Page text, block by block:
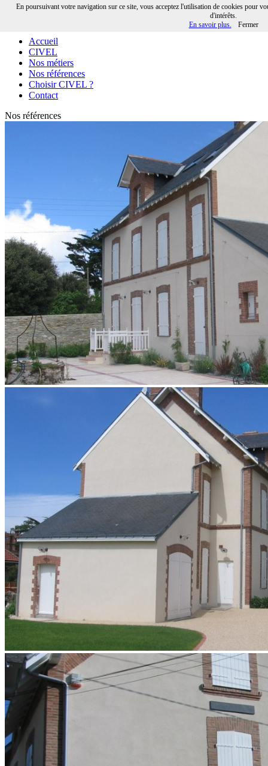
Accueil
CIVEL
Nos métiers
Nos références
Choisir CIVEL ?
Contact
Nos références
En poursuivant votre navigation sur ce site, vous acceptez l'utilisation de cookies pour
d'intérêts.
En savoir plus.
Fermer